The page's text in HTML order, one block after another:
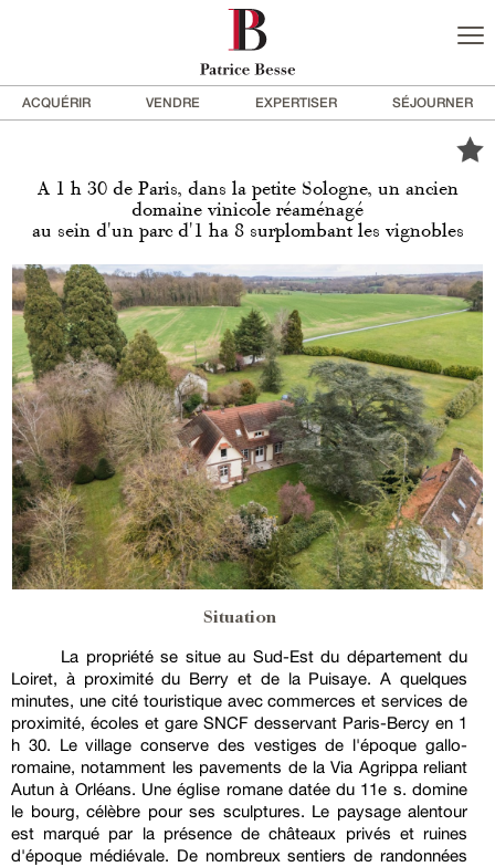
ACQUÉRIR VENDRE EXPERTISER SÉJOURNER
A 1 h 30 de Paris, dans la petite Sologne, un ancien
domaine vinicole réaménagé
au sein d'un parc d'1 ha 8 surplombant les vignobles
Situation
La propriété se situe au Sud-Est du département du
Loiret, à proximité du Berry et de la Puisaye. A quelques
minutes, une cité touristique avec commerces et services de
proximité, écoles et gare SNCF desservant Paris-Bercy en 1
h 30. Le village conserve des vestiges de l'époque gallo-
romaine, notamment les pavements de la Via Agrippa reliant
Autun à Orléans. Une église romane datée du 11e s. domine
le bourg, célèbre pour ses sculptures. Le paysage alentour
est marqué par la présence de châteaux privés et ruines
d'époque médiévale. De nombreux sentiers de randonnées